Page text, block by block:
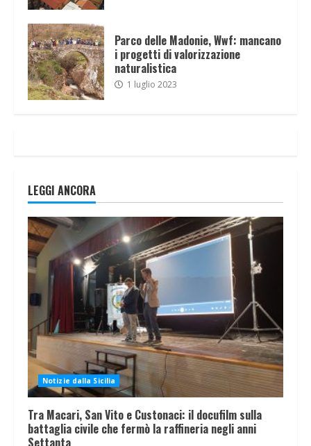
Parco delle Madonie, Wwf: mancano
i progetti di valorizzazione
naturalistica
1 luglio 2023
LEGGI ANCORA
Notizie dalla Sicilia
Tra Macari, San Vito e Custonaci: il docufilm sulla
battaglia civile che fermò la raffineria negli anni
Settanta